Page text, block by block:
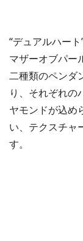
“デュアルハー
マザーオブパー
二種類のペンダ
り、それぞれの
ヤモンドが込め
い、テクスチャ
す。